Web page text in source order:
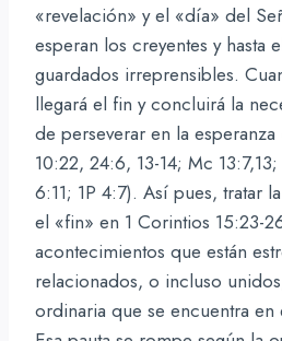
«revelación» y el «día» del
esperan los creyentes y hasta
guardados irreprensibles.
llegará el fin y concluirá la
de perseverar en la
10:22, 24:6, 13-14; Mc
6:11; 1P 4:7). Así pues, tratar
el «fin» en 1 Corintios 15:23-
acontecimientos que están
relacionados, o incluso
ordinaria que se encuentra en